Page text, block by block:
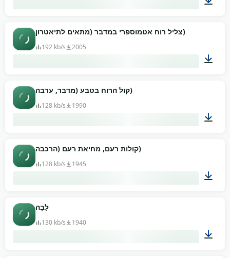
צליל רוח אטמוספרי במדבר (מתאים לתיאטרון)
192 kb/s 2005
קול הרוח בטבע (מדבר, ערבה)
128 kb/s 1990
קולות רעם, מחיאת רעם (הרכבה)
128 kb/s 1945
לָבָה
130 kb/s 1940